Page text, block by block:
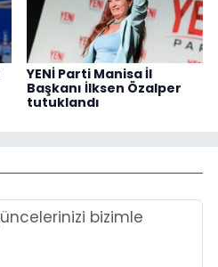
YENİ Parti Manisa İl
Başkanı İlksen Özalper
tutuklandı